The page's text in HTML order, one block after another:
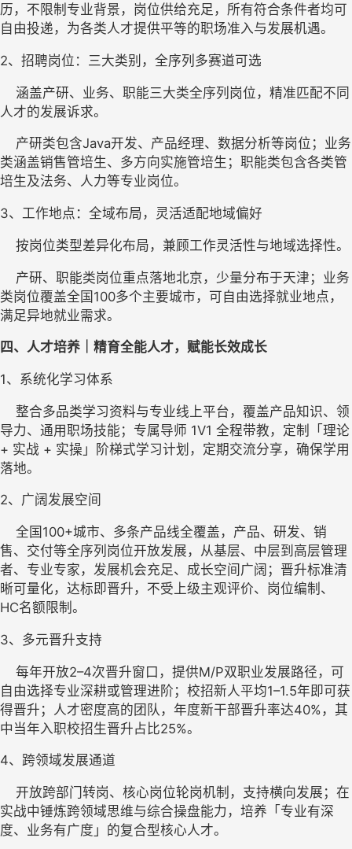
历，不限制专业背景，岗位供给充足，所有符合条件者均可
自由投递，为各类人才提供平等的职场准入与发展机遇。
2、 招聘岗位 ： 三大类别 ，全序列多赛道可选
涵盖产研、业务、职能三大类全序列岗位，精准匹配不同
人才的发展诉求。
产研类包含Java开发、产品经理、数据分析等岗位；业务
类涵盖销售管培生、多方向实施管培生；职能类包含各类管
培生及法务、人力等专业岗位。
3、 工作地点 ： 全域布局，灵活适配地域偏好
按岗位类型差异化布局，兼顾工作灵活性与地域选择性。
产研、职能类岗位重点落地北京，少量分布于天津；业务
类岗位覆盖全国100多个主要城市，可自由选择就业地点，
满足异地就业需求。
四 、人才培养｜精育全能人才，赋能长效成长
1、 系统化学习体系
整合多品类学习资料与专业线上平台，覆盖产品知识、领
导力、通用职场技能；专属导师 1V1 全程带教，定制「理论
+ 实战 + 实操」阶梯式学习计划，定期交流分享，确保学用
落地。
2、 广阔发展空间
全国100+城市、多条产品线全覆盖，产品、研发、销
售、交付等全序列岗位开放发展，从基层、中层到高层管理
者、专业专家，发展机会充足、成长空间广阔；晋升标准清
晰可量化，达标即晋升，不受上级主观评价、岗位编制、
HC名额限制。
3、 多元晋升支持
每年开放2–4次晋升窗口，提供M/P双职业发展路径，可
自由选择专业深耕或管理进阶；校招新人平均1–1.5年即可获
得晋升；人才密度高的团队，年度新干部晋升率达40%，其
中当年入职校招生晋升占比25%。
4、 跨领域发展通道
开放跨部门转岗、核心岗位轮岗机制，支持横向发展；在
实战中锤炼跨领域思维与综合操盘能力，培养「专业有深
度、业务有广度」的复合型核心人才。